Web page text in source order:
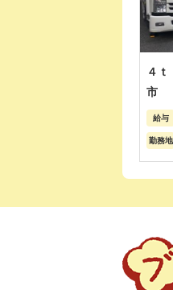
４
市
給与
勤務地